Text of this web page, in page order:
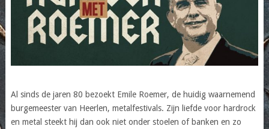
Al sinds de jaren 80 bezoekt Emile Roemer, de huidig waarnemend
burgemeester van Heerlen, metalfestivals. Zijn liefde voor hardrock
en metal steekt hij dan ook niet onder stoelen of banken en zo